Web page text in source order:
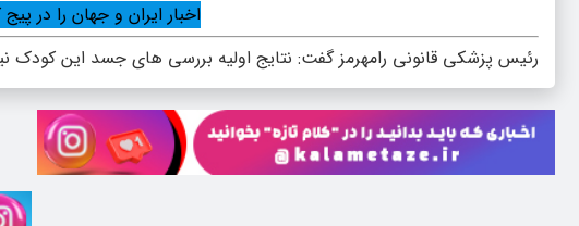
اخبار ایران و جهان را در پیج
رئیس پزشکی قانونی رامهرمز گفت: نتایج اولیه بررسی های جسد این کودک